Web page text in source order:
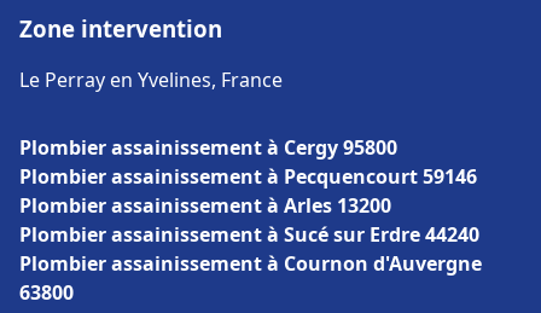
Zone intervention
Le Perray en Yvelines, France
Plombier assainissement à Cergy 95800
Plombier assainissement à Pecquencourt 59146
Plombier assainissement à Arles 13200
Plombier assainissement à Sucé sur Erdre 44240
Plombier assainissement à Cournon d'Auvergne
63800